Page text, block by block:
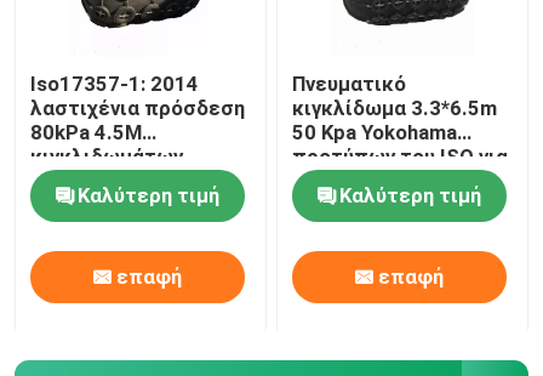
Iso17357-1: 2014
λαστιχένια πρόσδεση
80kPa 4.5M
κιγκλιδωμάτων
Yokohama
Καλύτερη τιμή
επαφή
Πνευματικό
κιγκλίδωμα 3.3*6.5m
50 Kpa Yokohama
προτύπων του ISO για
την αποβάθρα
Καλύτερη τιμή
επαφή